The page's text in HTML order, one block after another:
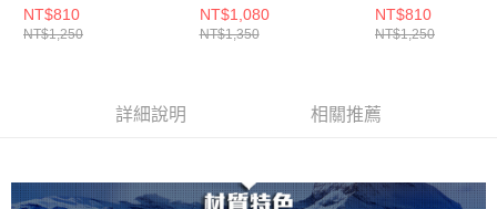
付款後7-11取貨
每筆NT$80，滿NT$790(含以上)免運費
每筆NT$80，滿NT$790(含以上)免運費
每筆NT$200
(A2TS2408W淺紫/吸
濕排汗/防曬快乾/短版)
NT$810
NT$1,250
(A2TS2533WC灰綠/透
氣/快乾排汗)
NT$1,080
NT$1,350
(A2TS2409M藍/
排汗/防曬快乾)
NT$810
NT$1,250
詳細說明 相關推薦